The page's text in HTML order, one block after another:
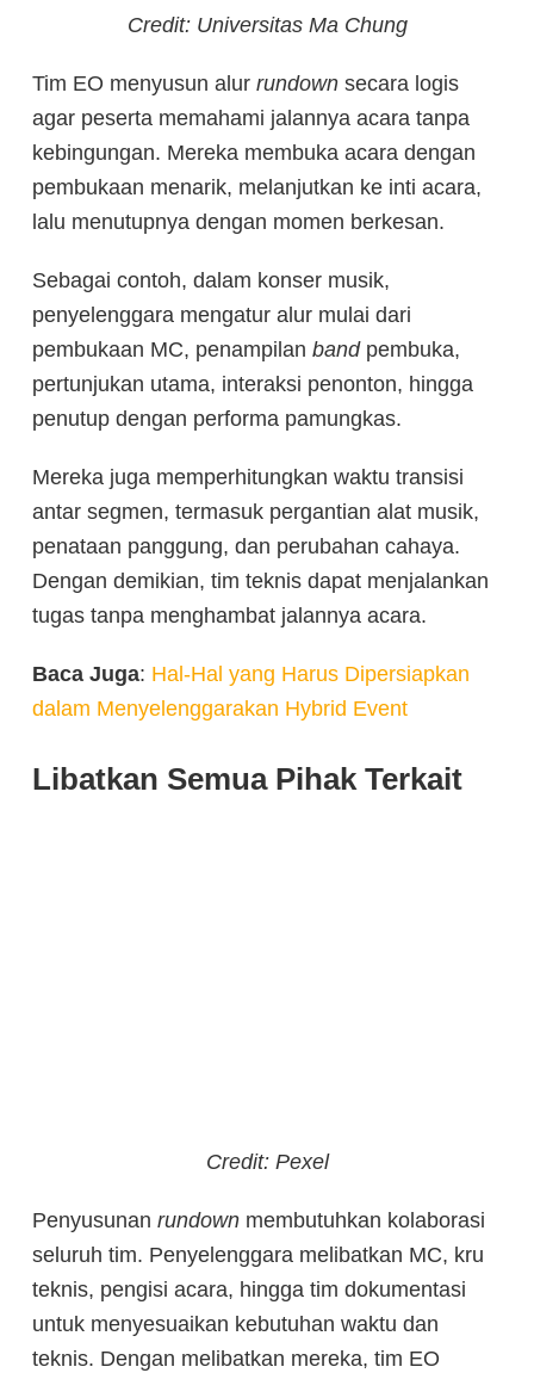
Credit: Universitas Ma Chung
Tim EO menyusun alur rundown secara logis
agar peserta memahami jalannya acara tanpa
kebingungan. Mereka membuka acara dengan
pembukaan menarik, melanjutkan ke inti acara,
lalu menutupnya dengan momen berkesan.
Sebagai contoh, dalam konser musik,
penyelenggara mengatur alur mulai dari
pembukaan MC, penampilan bandpembuka,
pertunjukan utama, interaksi penonton, hingga
penutup dengan performa pamungkas.
Mereka juga memperhitungkan waktu transisi
antar segmen, termasuk pergantian alat musik,
penataan panggung, dan perubahan cahaya.
Dengan demikian, tim teknis dapat menjalankan
tugas tanpa menghambat jalannya acara.
Baca Juga: Hal-Hal yang Harus Dipersiapkan
dalam Menyelenggarakan Hybrid Event
Libatkan Semua Pihak Terkait
Credit: Pexel
Penyusunan rundown membutuhkan kolaborasi
seluruh tim. Penyelenggara melibatkan MC, kru
teknis, pengisi acara, hingga tim dokumentasi
untuk menyesuaikan kebutuhan waktu dan
teknis. Dengan melibatkan mereka, tim EO